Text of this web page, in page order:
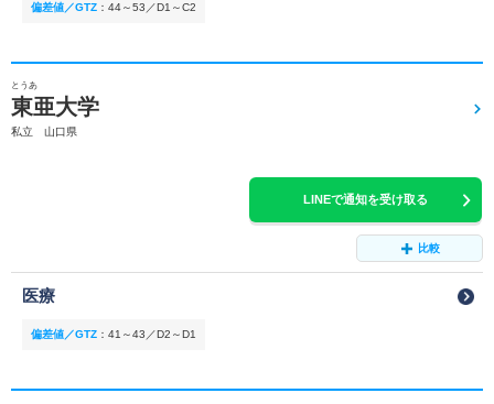
偏差値／GTZ ： 44～53／D1～C2
とうあ
東亜大学
私立 山口県
LINEで通知を受け取る
比較
医療
偏差値／GTZ ： 41～43／D2～D1